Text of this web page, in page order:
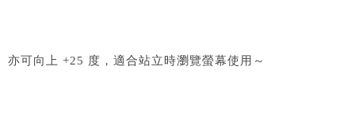
亦可向上 +25 度，適合站立時瀏覽螢幕使用～